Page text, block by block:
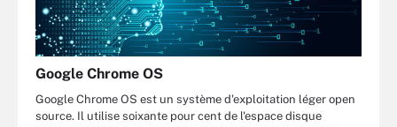
Google Chrome OS
Google Chrome OS est un système d'exploitation léger open
source. Il utilise soixante pour cent de l'espace disque